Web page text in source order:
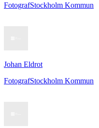
FotografStockholm Kommun
Johan Eldrot
FotografStockholm Kommun